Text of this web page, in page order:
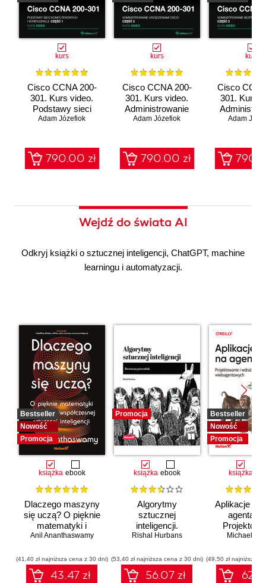
kurs
Cisco CCNA 200-
301. Kurs video.
Podstawy sieci
komputerowych i
Adam Józefiok
790.00 zł
kurs
Cisco CCNA 200-
301. Kurs video.
Administrowanie
urządzeniami Cisco
Adam Józefiok
790.00 zł
kurs
Cisco
301. Kurs
Adam
Wejdź do świata AI
Odkryj książki o sztucznej inteligencji, ChatGPT, machine
learningu i automatyzacji.
Bestseller
Nowość
Promocja
książka ebook
Dlaczego maszyny
się uczą? O pięknie
matematyki i
działaniu
sztucznej
Anil Ananthaswamy
(41,40 zł najniższa cena z 30 dni)
43.47 zł
Promocja
książka ebook
Algorytmy
sztucznej
inteligencji.
Ilustrowany
Rishal Hurbans
(53,40 zł najniższa cena z 30 dni)
56.07 zł
Bestseller
Nowość
Promocja
książka
Aplikacje
agentach
Michael
(49,50 zł najniższa